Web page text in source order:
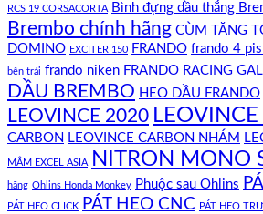
RCS 19 CORSACORTA Bình đựng dầu thắng
Brembo chính hãng CÙM TĂNG
DOMINO EXCITER 150 FRANDO frando 4
bên trái frando niken FRANDO RACING
DẦU BREMBO HEO DẦU FRANDO
LEOVINCE 2020
CARBON LEOVINCE CARBON NHÁM
MÂM EXCEL ASIA NITRON MONO
hãng Ohlins Honda Monkey Phuộc sau Ohlins
PÁT HEO CLICK PÁT HEO CNC PÁT HEO